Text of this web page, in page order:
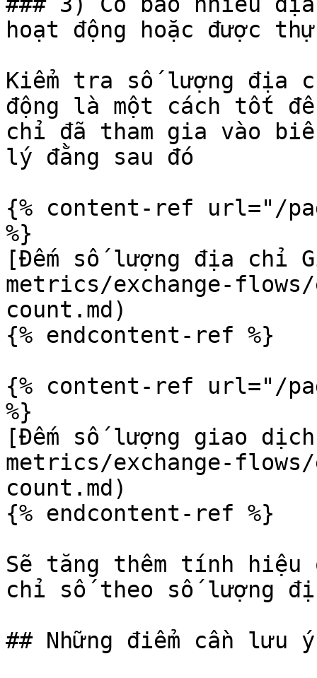
hoạt động hoặc được
Kiểm tra số lượng địa
động là một cách tốt
chỉ đã tham gia vào
lý đằng sau đó
{% content-ref url="/
%}
[Đếm số lượng địa chỉ
metrics/exchange-flows/
count.md)
{% endcontent-ref %}
{% content-ref url="/
%}
[Đếm số lượng giao
metrics/exchange-
count.md)
{% endcontent-ref %}
Sẽ tăng thêm tính hiệu
chỉ số theo số lượng
## Những điểm cần lưu ý